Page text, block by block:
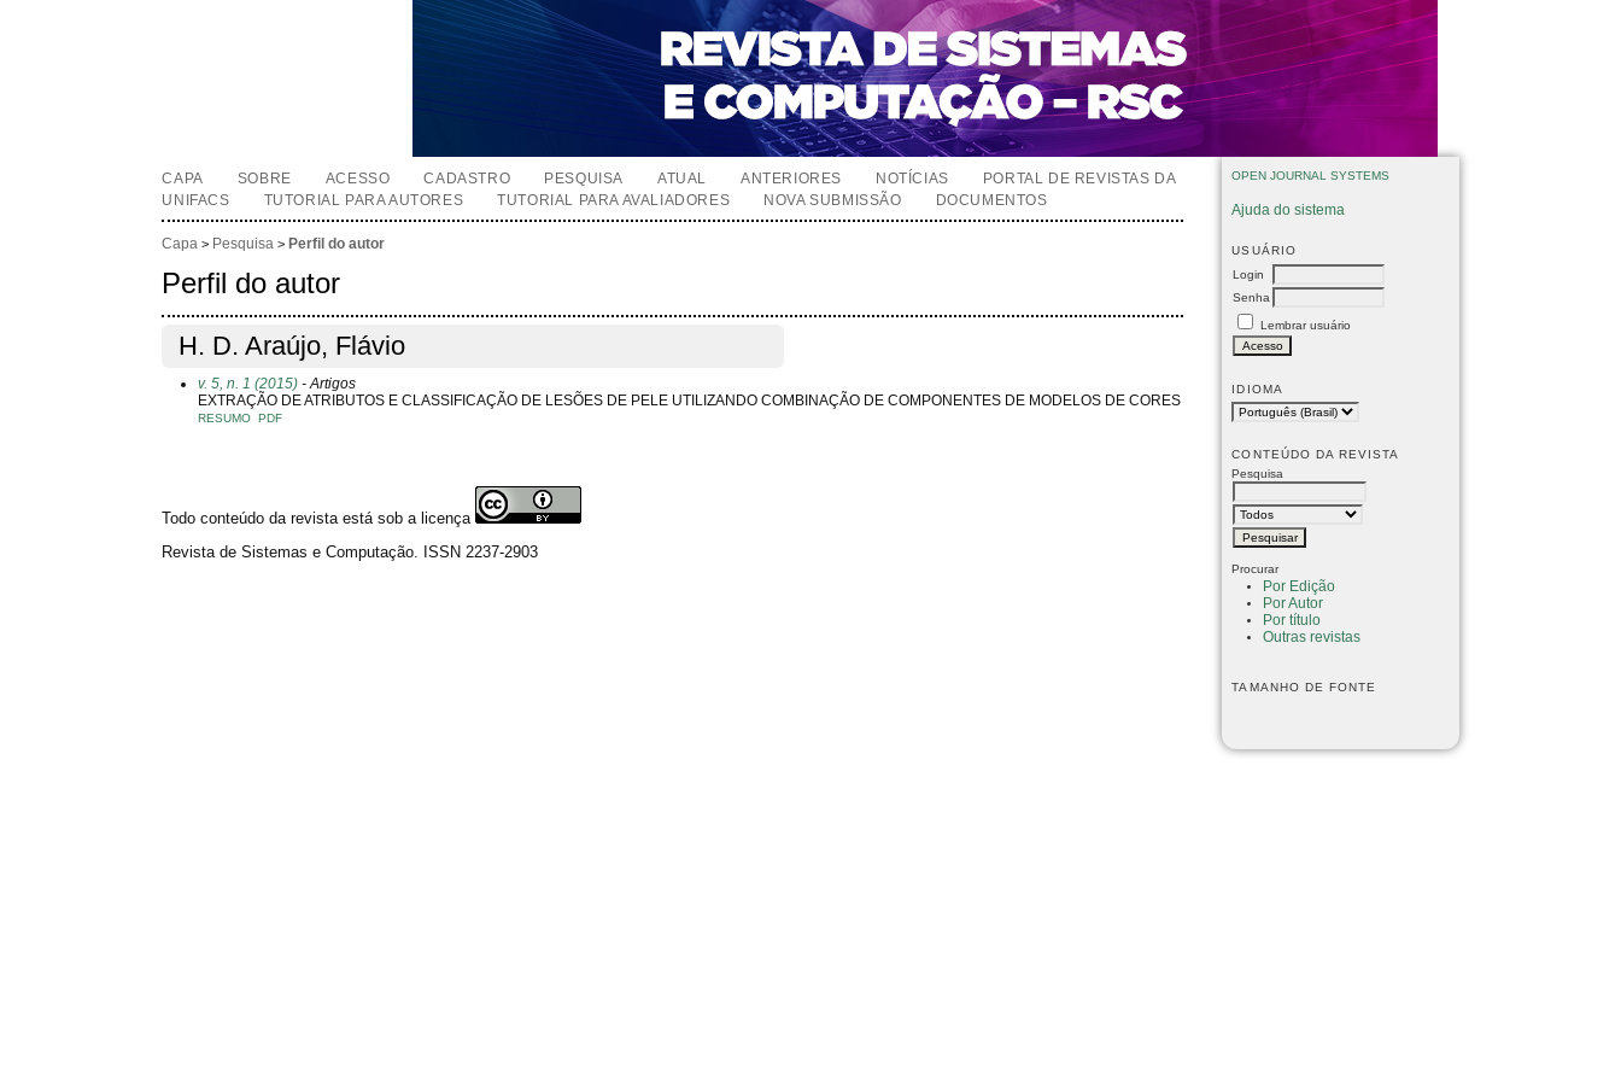
OPEN JOURNAL SYSTEMS
Ajuda do sistema
USUÁRIO
Login
Senha
Lembrar usuário
IDIOMA
CONTEÚDO DA REVISTA
Pesquisa
Procurar
Por Edição
Por Autor
Por título
Outras revistas
TAMANHO DE FONTE
CAPA SOBRE ACESSO CADASTRO PESQUISA ATUAL ANTERIORES NOTÍCIAS
PORTAL DE REVISTAS DA
UNIFACS
TUTORIAL PARA AUTORES TUTORIAL PARA AVALIADORES NOVA SUBMISSÃO DOCUMENTOS
Capa > Pesquisa > Perfil do autor
Perfil do autor
H. D. Araújo, Flávio
v. 5, n. 1 (2015) - Artigos
EXTRAÇÃO DE ATRIBUTOS E CLASSIFICAÇÃO DE LESÕES DE PELE UTILIZANDO COMBINAÇÃO DE COMPONENTES DE MODELOS DE CORES
RESUMO PDF
Todo conteúdo da revista está sob a licença
Revista de Sistemas e Computação. ISSN 2237-2903